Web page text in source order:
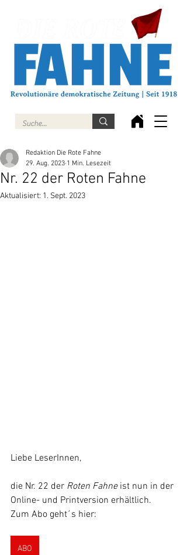
Nr. 22 der Roten Fahne
Redaktion Die Rote Fahne
29. Aug. 2023 1 Min. Lesezeit
Aktualisiert: 1. Sept. 2023
Liebe LeserInnen,
die Nr. 22 der Roten Fahne ist nun in der
Online- und Printversion erhältlich.
Zum Abo geht´s hier:
ABO